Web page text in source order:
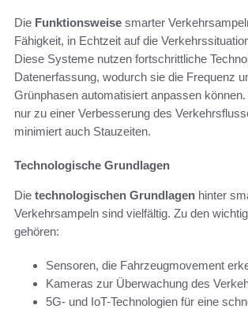
Die Funktionsweise smarter
Fähigkeit, in Echtzeit auf die
Diese Systeme nutzen fortschrittliche
Datenerfassung, wodurch sie die Frequenz
Grünphasen automatisiert anpassen
nur zu einer Verbesserung des
minimiert auch Stauzeiten.
Technologische Grundlagen
Die technologischen Grundlagen hinter
Verkehrsampeln sind vielfältig. Zu den
gehören:
Sensoren, die Fahrzeugmovement
Kameras zur Überwachung des
5G- und IoT-Technologien für eine